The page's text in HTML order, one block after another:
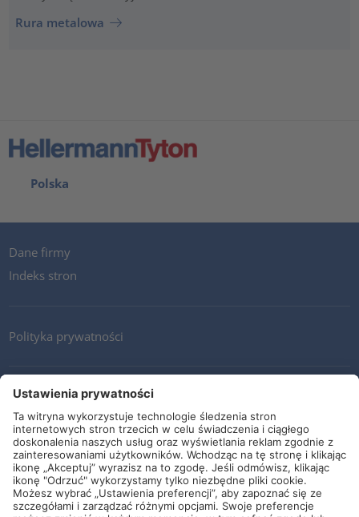
Rura metalowa
Polska
Dane firmy
Indeks stron
Polityka prywatności
Kontakt
Newsletter